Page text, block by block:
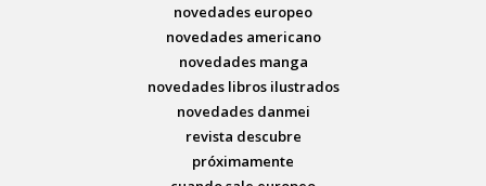
novedades europeo
novedades americano
novedades manga
novedades libros ilustrados
novedades danmei
revista descubre
próximamente